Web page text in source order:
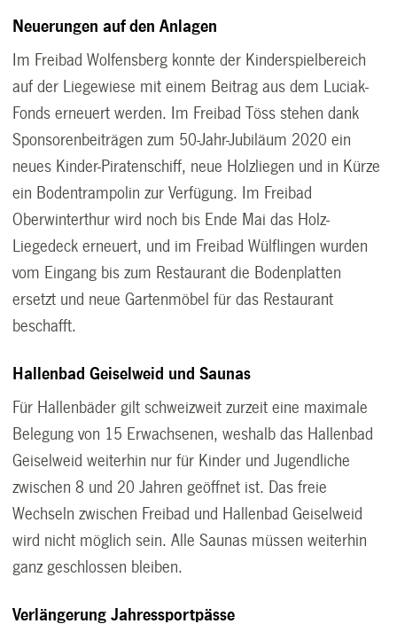
Neuerungen auf den Anlagen
Im Freibad Wolfensberg konnte der Kinderspielbereich
auf der Liegewiese mit einem Beitrag aus dem Luciak-
Fonds erneuert werden. Im Freibad Töss stehen dank
Sponsorenbeiträgen zum 50-Jahr-Jubiläum 2020 ein
neues Kinder-Piratenschiff, neue Holzliegen und in Kürze
ein Bodentrampolin zur Verfügung. Im Freibad
Oberwinterthur wird noch bis Ende Mai das Holz-
Liegedeck erneuert, und im Freibad Wülflingen wurden
vom Eingang bis zum Restaurant die Bodenplatten
ersetzt und neue Gartenmöbel für das Restaurant
beschafft.
Hallenbad Geiselweid und Saunas
Für Hallenbäder gilt schweizweit zurzeit eine maximale
Belegung von 15 Erwachsenen, weshalb das Hallenbad
Geiselweid weiterhin nur für Kinder und Jugendliche
zwischen 8 und 20 Jahren geöffnet ist. Das freie
Wechseln zwischen Freibad und Hallenbad Geiselweid
wird nicht möglich sein. Alle Saunas müssen weiterhin
ganz geschlossen bleiben.
Verlängerung Jahressportpässe